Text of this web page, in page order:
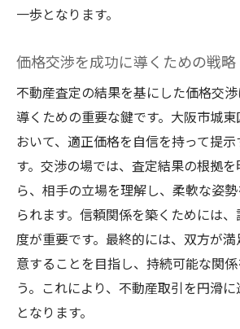
一歩となります。
価格交渉を成功に導くための戦略
不動産査定の結果を基にした価格交
導くための重要な鍵です。大阪市城
おいて、適正価格を自信を持って提
す。交渉の場では、査定結果の根拠
ら、相手の立場を理解し、柔軟な姿
られます。信頼関係を築くためには
度が重要です。最終的には、双方が
意することを目指し、持続可能な関
う。これにより、不動産取引を円滑
となります。